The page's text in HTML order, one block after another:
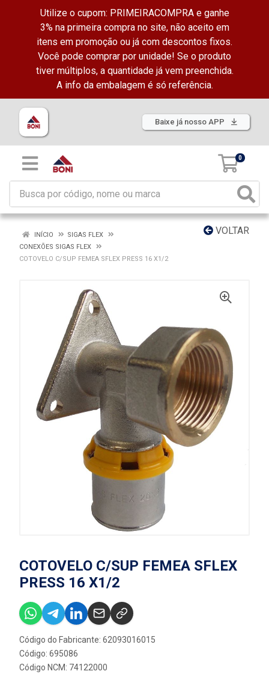
Utilize o cupom: PRIMEIRACOMPRA e ganhe
3% na primeira compra no site, não aceito em
itens em promoção ou já com descontos fixos.
Você pode comprar por unidade! Se o produto
tiver múltiplos, a quantidade já vem preenchida.
A info da embalagem é só referência.
Baixe já nosso APP
0
VOLTAR
INÍCIO
SIGAS FLEX
CONEXÕES SIGAS FLEX
COTOVELO C/SUP FEMEA SFLEX PRESS 16 X1/2
COTOVELO C/SUP FEMEA SFLEX
PRESS 16 X1/2
Código do Fabricante: 62093016015
Código: 695086
Código NCM: 74122000